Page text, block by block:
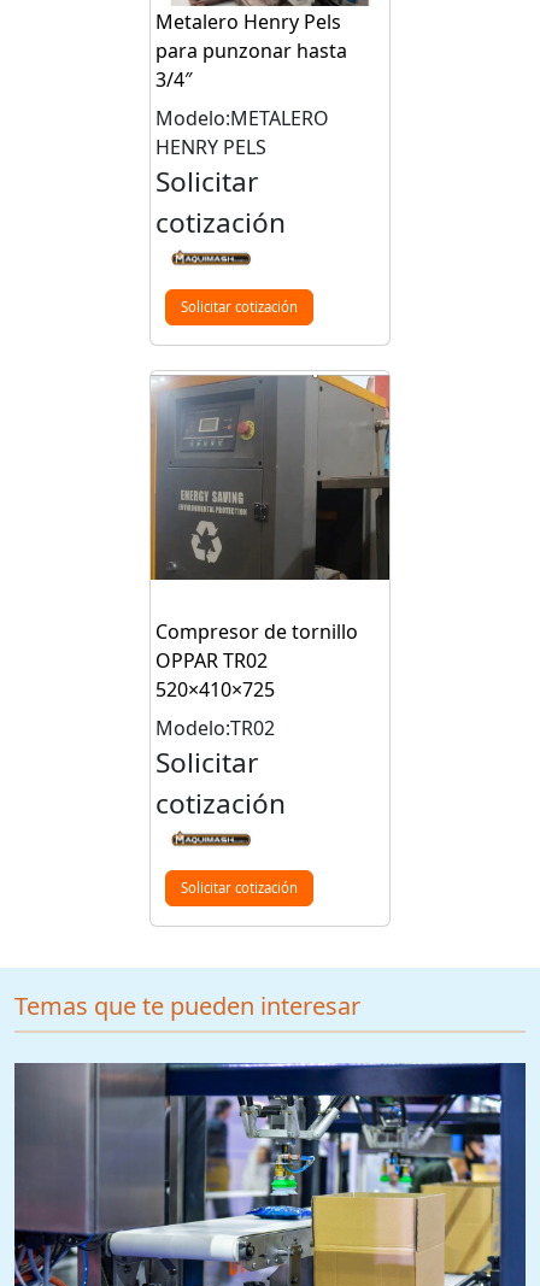
Metalero Henry Pels
para punzonar hasta
3/4″
Modelo:METALERO
HENRY PELS
Solicitar
cotización
Solicitar cotización
Compresor de tornillo
OPPAR TR02
520×410×725
Modelo:TR02
Solicitar
cotización
Solicitar cotización
Temas que te pueden interesar